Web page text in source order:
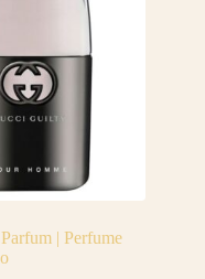
| Perfume